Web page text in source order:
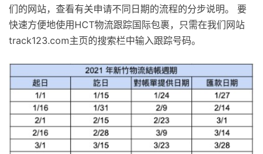
们的网站，查看有关申请不同日期的流程的分步说明。 要
快速方便地使用HCT物流跟踪国际包裹，只需在我们网站
track123.com主页的搜索栏中输入跟踪号码。